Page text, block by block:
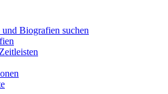
Biografien suchen